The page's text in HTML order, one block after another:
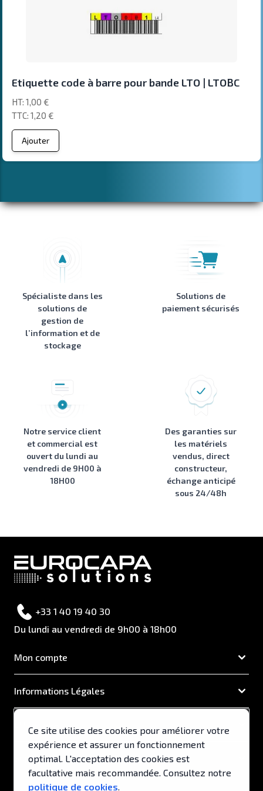
Etiquette code à barre pour bande LTO | LTOBC
1,20 €
1,00 €
Ajouter
Spécialiste dans les
solutions de
gestion de
l’information et de
stockage
Solutions de
paiement sécurisés
Notre service client
et commercial est
ouvert du lundi au
vendredi de 9H00 à
18H00
Des garanties sur
les matériels
vendus, direct
constructeur,
échange anticipé
sous 24/48h
+33 1 40 19 40 30
Du lundi au vendredi de 9h00 à 18h00
Mon compte
Informations Légales
Support & Services
Ce site utilise des cookies pour améliorer votre
expérience et assurer un fonctionnement
optimal. L'acceptation des cookies est
facultative mais recommandée. Consultez notre
politique de cookies.